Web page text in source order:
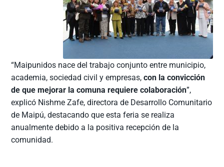
“Maipunidos nace del trabajo conjunto entre municipio,
academia, sociedad civil y empresas,con la convicción
de que mejorar la comuna requiere colaboración”,
explicó Nishme Zafe, directora de Desarrollo Comunitario
de Maipú, destacando que esta feria se realiza
anualmente debido a la positiva recepción de la
comunidad.